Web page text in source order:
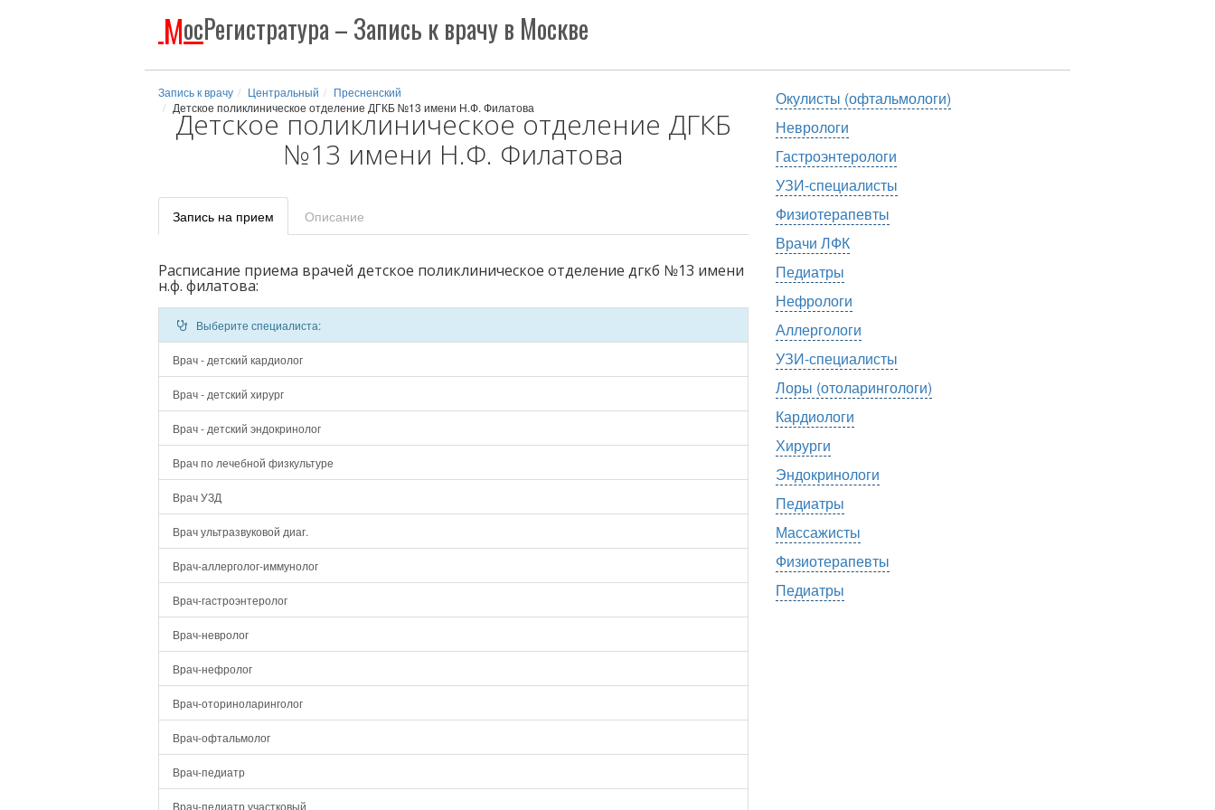
МосРегистратура– Запись к врачу в Москве
Запись к врачу Центральный
Пресненский
Детское поликлиническое отделение ДГКБ №13 имени Н.Ф. Филатова
Детское поликлиническое отделение ДГКБ
№13 имени Н.Ф. Филатова
Запись на прием Описание
Расписание приема врачей детское поликлиническое отделение дгкб №13 имени
н.ф. филатова:
Выберите специалиста:
Врач - детский кардиолог
Врач - детский хирург
Врач - детский эндокринолог
Врач по лечебной физкультуре
Врач УЗД
Врач ультразвуковой диаг.
Врач-аллерголог-иммунолог
Врач-гастроэнтеролог
Врач-невролог
Врач-нефролог
Врач-оториноларинголог
Врач-офтальмолог
Врач-педиатр
Врач-педиатр участковый
Окулисты (офтальмологи)
Неврологи
Гастроэнтерологи
УЗИ-специалисты
Физиотерапевты
Врачи ЛФК
Педиатры
Нефрологи
Аллергологи
УЗИ-специалисты
Лоры (отоларингологи)
Кардиологи
Хирурги
Эндокринологи
Педиатры
Массажисты
Физиотерапевты
Педиатры